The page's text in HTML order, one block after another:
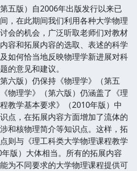
版）自2006年出版发行以来已
，在此期间我们利用各种大学物理
会的机会，广泛听取老师们对教材
容和拓展内容的选取、表述的科学
如何恰当地反映物理学新进展对科
的意见和建议。
版）仍保持《物理学》（第五
物理学》（第六版）仍涵盖了《理
教学基本要求》（2010年版）中
点，在拓展内容方面增加了流体的
和核物理简介等知识点。这样，拓
则与《理工科类大学物理课程教学
版）大体相当。所有的拓展内容
为不同要求的大学物理课程提供可